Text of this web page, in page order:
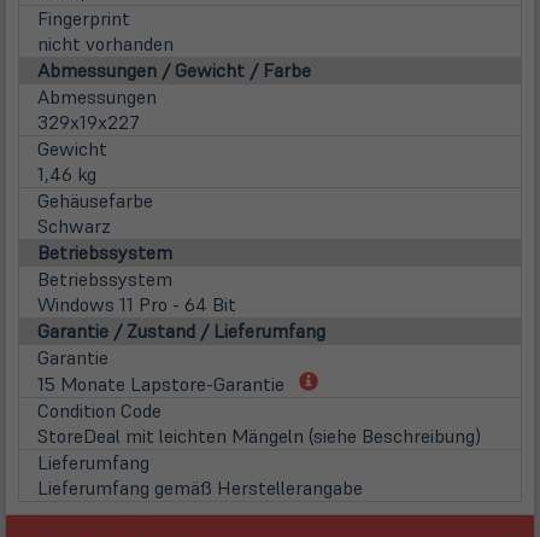
Fingerprint
nicht vorhanden
Abmessungen / Gewicht / Farbe
Abmessungen
329x19x227
Gewicht
1,46 kg
Gehäusefarbe
Schwarz
Betriebssystem
Betriebssystem
Windows 11 Pro - 64 Bit
Garantie / Zustand / Lieferumfang
Garantie
15 Monate Lapstore-Garantie
(öffnet
neuem
Condition Code
StoreDeal mit leichten Mängeln (siehe Beschreibung)
Lieferumfang
Lieferumfang gemäß Herstellerangabe